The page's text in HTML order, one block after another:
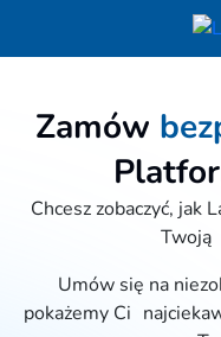
Zamów
Chcesz zobaczyć, jak
Twoją
Umów się na
pokażemy Ci